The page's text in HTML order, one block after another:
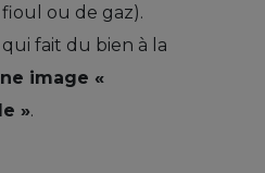
ou de gaz).
fait du bien à la
image «
».